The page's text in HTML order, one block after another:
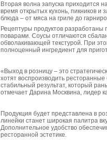
Вторая волна запуска приходится
время открытых кухонь, пикников
блюда – от мяса на гриле до
Рецептуры продуктов
поварами. Соусы отличаются
обволакивающей текстурой. При
полноценный ингредиент для
«Выход в розницу – это
хотят воспроизводить
стабильный результат, который
отмечает Дарина Москвина, лидер
Продукция будет представлена в
линейки станет широкая палитра
Дополнительное удобство
ресторанной эстетике.